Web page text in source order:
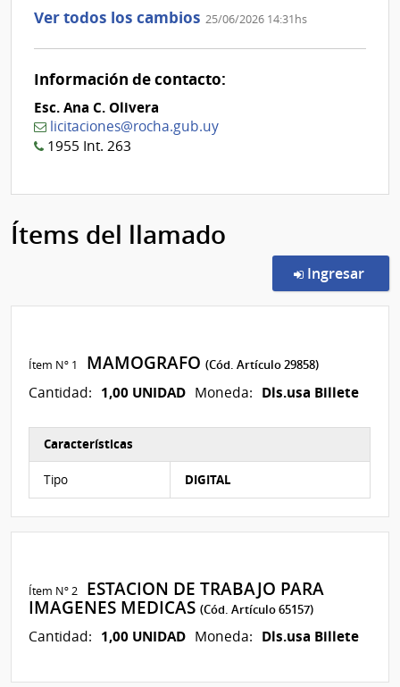
aclaración
0
Ver todos los cambios 25/06/2026 14:31hs
Información de contacto:
Esc. Ana C. Olivera
licitaciones@rocha.gub.uy
1955 Int. 263
Ítems del llamado
Ingresar
Ítem Nº 1 MAMOGRAFO(Cód. Artículo 29858)
Cantidad: 1,00 UNIDAD Moneda: Dls.usa Billete
Características
Tipo DIGITAL
Ítem Nº 2
ESTACION DE TRABAJO PARA
IMAGENES MEDICAS(Cód. Artículo 65157)
Cantidad: 1,00 UNIDAD Moneda: Dls.usa Billete